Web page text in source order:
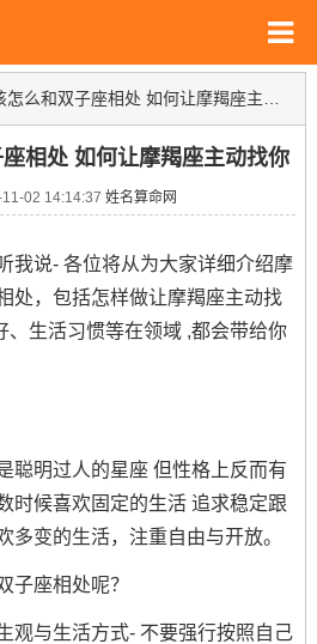
么和双子座相处 如何让摩羯座主动找你
相处 如何让摩羯座主动找你
02 14:14:37 姓名算命网
我说- 各位将从为大家详细介绍摩
处，包括怎样做让摩羯座主动找
、生活习惯等在领域 ,都会带给你
聪明过人的星座 但性格上反而有
时候喜欢固定的生活 追求稳定跟
多变的生活，注重自由与开放。
子座相处呢？
观与生活方式- 不要强行按照自己